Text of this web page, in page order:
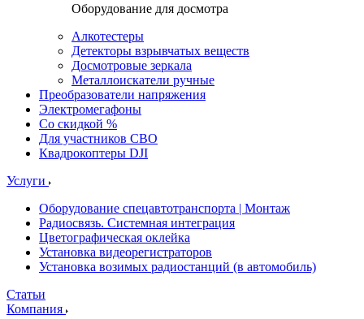
Оборудование для досмотра
Алкотестеры
Детекторы взрывчатых веществ
Досмотровые зеркала
Металлоискатели ручные
Преобразователи напряжения
Электромегафоны
Со скидкой %
Для участников СВО
Квадрокоптеры DJI
Услуги
Оборудование спецавтотранспорта | Монтаж
Радиосвязь. Системная интеграция
Цветографическая оклейка
Установка видеорегистраторов
Установка возимых радиостанций (в автомобиль)
Статьи
Компания